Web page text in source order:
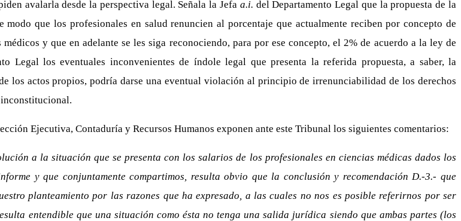
avalarla desde la perspectiva legal. Señala la Jefa a.i. del Departamento Legal que la propuesta de la
que los profesionales en salud renuncien al porcentaje que actualmente reciben por concepto de
y que en adelante se les siga reconociendo, para por ese concepto, el 2% de acuerdo a la ley de
Legal los eventuales inconvenientes de índole legal que presenta la referida propuesta, a saber, la
actos propios, podría darse una eventual violación al principio de irrenunciabilidad de los derechos
inconstitucional.
Ejecutiva, Contaduría y Recursos Humanos exponen ante este Tribunal los siguientes comentarios:
a la situación que se presenta con los salarios de los profesionales en ciencias médicas dados los
y que conjuntamente compartimos, resulta obvio que la conclusión y recomendación D.-3.- que
planteamiento por las razones que ha expresado, a las cuales no nos es posible referirnos por ser
entendible que una situación como ésta no tenga una salida jurídica siendo que ambas partes (los